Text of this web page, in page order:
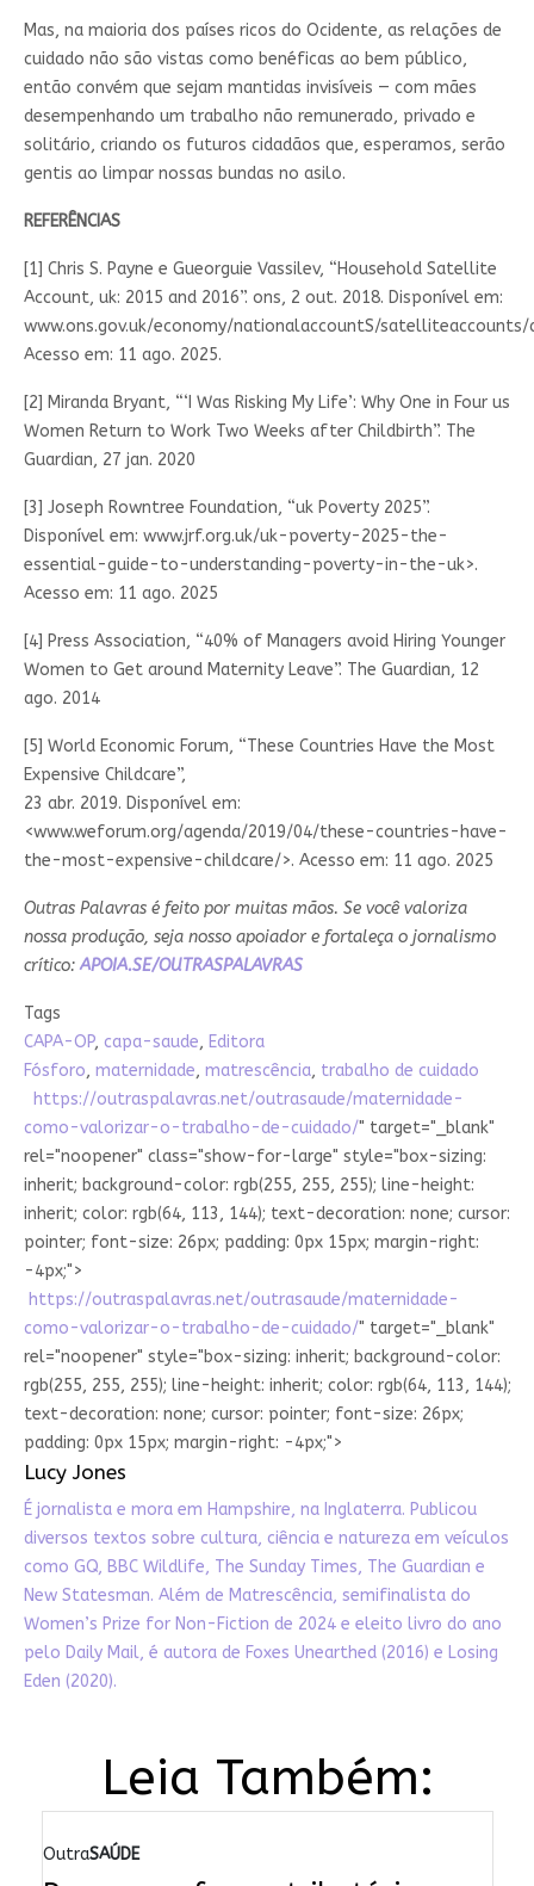
Mas, na maioria dos países ricos do Ocidente, as relações de
cuidado não são vistas como benéficas ao bem público,
então convém que sejam mantidas invisíveis — com mães
desempenhando um trabalho não remunerado, privado e
solitário, criando os futuros cidadãos que, esperamos, serão
gentis ao limpar nossas bundas no asilo.
REFERÊNCIAS
[1] Chris S. Payne e Gueorguie Vassilev, “Household Satellite
Account, uk: 2015 and 2016”. ons, 2 out. 2018. Disponível em:
www.ons.gov.uk/economy/nationalaccountS/
Acesso em: 11 ago. 2025.
[2] Miranda Bryant, “‘I Was Risking My Life’: Why One in Four us
Women Return to Work Two Weeks after Childbirth”. The
Guardian, 27 jan. 2020
[3] Joseph Rowntree Foundation, “uk Poverty 2025”.
Disponível em: www.jrf.org.uk/uk-poverty-2025-the-
essential-guide-to-understanding-poverty-in-the-uk>.
Acesso em: 11 ago. 2025
[4] Press Association, “40% of Managers avoid Hiring Younger
Women to Get around Maternity Leave”. The Guardian, 12
ago. 2014
[5] World Economic Forum, “These Countries Have the Most
Expensive Childcare”,
23 abr. 2019. Disponível em:
<www.weforum.org/agenda/2019/04/these-countries-have-
the-most-expensive-childcare/>. Acesso em: 11 ago. 2025
Outras Palavras é feito por muitas mãos. Se você valoriza
nossa produção, seja nosso apoiador e fortaleça o jornalismo
crítico: APOIA.SE/OUTRASPALAVRAS
Tags
CAPA-OP, capa-saude, Editora
Fósforo, maternidade, matrescência, trabalho de cuidado
https://outraspalavras.net/outrasaude/maternidade-
como-valorizar-o-trabalho-de-cuidado/" target="_blank"
rel="noopener" class="show-for-large" style="box-sizing:
inherit; background-color: rgb(255, 255, 255); line-height:
inherit; color: rgb(64, 113, 144); text-decoration: none; cursor:
pointer; font-size: 26px; padding: 0px 15px; margin-right:
-4px;">
https://outraspalavras.net/outrasaude/maternidade-
como-valorizar-o-trabalho-de-cuidado/" target="_blank"
rel="noopener" style="box-sizing: inherit; background-color:
rgb(255, 255, 255); line-height: inherit; color: rgb(64, 113, 144);
text-decoration: none; cursor: pointer; font-size: 26px;
padding: 0px 15px; margin-right: -4px;">
Lucy Jones
É jornalista e mora em Hampshire, na Inglaterra. Publicou
diversos textos sobre cultura, ciência e natureza em veículos
como GQ, BBC Wildlife, The Sunday Times, The Guardian e
New Statesman. Além de Matrescência, semifinalista do
Women’s Prize for Non-Fiction de 2024 e eleito livro do ano
pelo Daily Mail, é autora de Foxes Unearthed (2016) e Losing
Eden (2020).
Leia Também:
OutraSAÚDE